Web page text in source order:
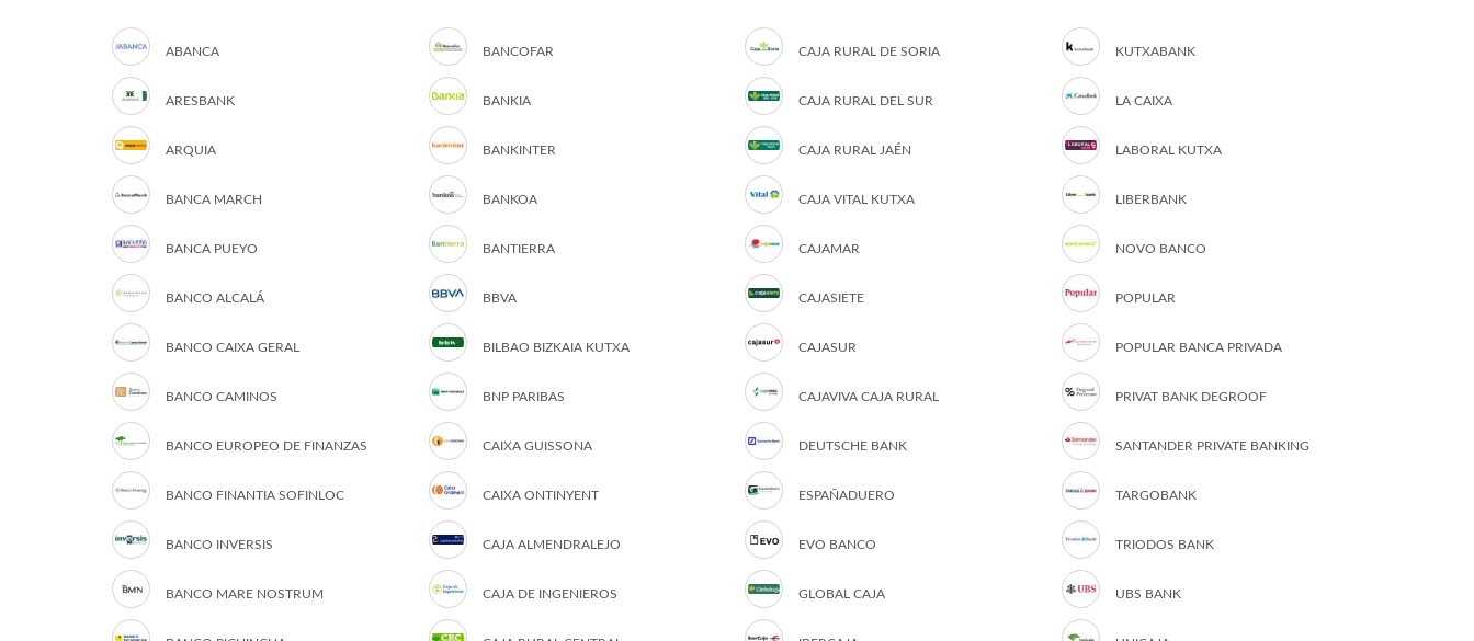
ABANCA
ARESBANK
ARQUIA
BANCA MARCH
BANCA PUEYO
BANCO ALCALÁ
BANCO CAIXA GERAL
BANCO CAMINOS
BANCO EUROPEO DE FINANZAS
BANCO FINANTIA SOFINLOC
BANCO INVERSIS
BANCO MARE NOSTRUM
BANCOFAR
BANKIA
BANKINTER
BANKOA
BANTIERRA
BBVA
BILBAO BIZKAIA KUTXA
BNP PARIBAS
CAIXA GUISSONA
CAIXA ONTINYENT
CAJA ALMENDRALEJO
CAJA DE INGENIEROS
CAJA RURAL DE SORIA
CAJA RURAL DEL SUR
CAJA RURAL JAÉN
CAJA VITAL KUTXA
CAJAMAR
CAJASIETE
CAJASUR
CAJAVIVA CAJA RURAL
DEUTSCHE BANK
ESPAÑADUERO
EVO BANCO
GLOBAL CAJA
KUTXABANK
LA CAIXA
LABORAL KUTXA
LIBERBANK
NOVO BANCO
POPULAR
POPULAR BANCA PRIVADA
PRIVAT BANK DEGROOF
SANTANDER PRIVATE BANKING
TARGOBANK
TRIODOS BANK
UBS BANK